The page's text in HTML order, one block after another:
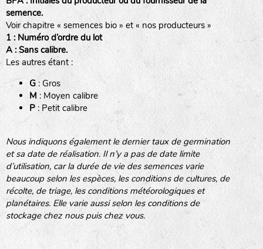
BINGENHEIMER SAATGUT (BGH)
www.bingenheimersaatgut.de
DE BOLSTER (DBO)
www.bolster.nl
GRAINE DEL PAÏS (GDP)
www.grainesdelpais.com
JARDIN EN’VIE (JEV)
LA BOITE A GRAINES (LBAG)
semence.
Voir chapitre « semences bio » et « nos producteurs »
1 : Numéro d’ordre du lot
A : Sans calibre.
Les autres étant :
G: Gros
M : Moyen calibre
P: Petit calibre
Nous indiquons également le dernier taux de germination
et sa date de réalisation. Il n’y a pas de date limite
d’utilisation, car la durée de vie des semences varie
beaucoup selon les espèces, les conditions de cultures, de
récolte, de triage, les conditions météorologiques et
planétaires. Elle varie aussi selon les conditions de
stockage chez nous puis chez vous.
Légumes feuilles
Légumes racines
Plantes aromatiques